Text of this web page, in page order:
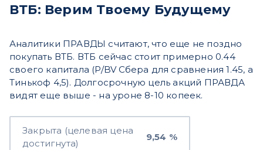
ВТБ: Верим Твоему Будущему
Аналитики ПРАВДЫ считают, что еще не поздно
покупать ВТБ. ВТБ сейчас стоит примерно 0.44
своего капитала (P/BV Сбера для сравнения 1.45, а
Тинькоф 4,5). Долгосрочную цель акций ПРАВДА
видят еще выше - на уроне 8-10 копеек.
Закрыта (целевая цена
достигнута)
9,54 %